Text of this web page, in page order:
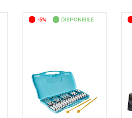
-5% DISPONIBILE